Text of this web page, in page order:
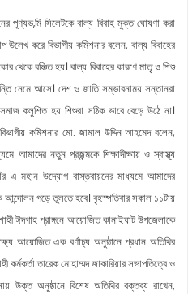
পূণ্যভ‚মি সিলেটকে বাল্য বিবাহ মুক্ত ঘোষণা করা
উলে­খ করে বিভাগীয় কমিশনার বলেন, বাল্য বিবাহের
থেকে বঞ্চিত হয়। বাল্য বিবাহের কারণে মাতৃ ও শিশু
নেমে আসে। দেশ ও জাতি সম্ভাবনাময় সন্তানরা
কলুশিত হয় শিশুরা সঠিক ভাবে বেড়ে উঠে না।
কমিশনার মো. জামাল উদ্দিন আহমেদ বলেন,
আমাদের নতুন প্রজন্মকে শিক্ষাদীক্ষায় ও স্বাস্থ্য
এ মহান উদ্যোগ বাস্তবায়নের মাধ্যমে আমাদের
আন্দোলন গড়ে তুলতে হবে। বৃহস্পতিবার সকাল ১১টায়
ঈদগাহ প্রাঙ্গনে আয়োজিত কানাইঘাট উপজেলাকে
আয়োজিত এক বর্ণাঢ্য অনুষ্ঠানে প্রধান অতিথির
তারেক মোহাম্মদ জাকারিয়ার সভাপতিত্বে ও
উক্ত অনুষ্ঠানে বিশেষ অতিথির বক্তব্য রাখেন,